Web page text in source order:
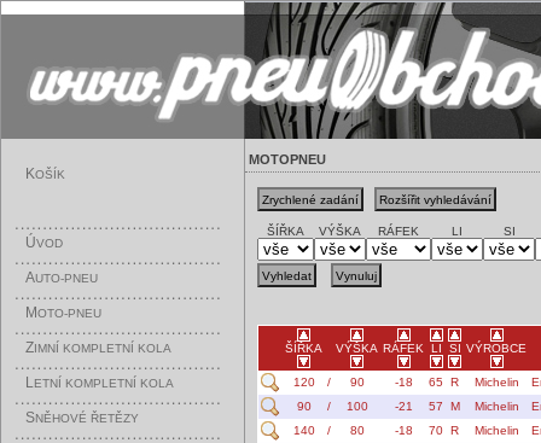
KOŠÍK
ÚVOD
AUTO-PNEU
MOTO-PNEU
ZIMNÍ KOMPLETNÍ KOLA
LETNÍ KOMPLETNÍ KOLA
SNĚHOVÉ ŘETĚZY
MOTOPNEU
ŠÍŘKA VÝŠKA RÁFEK LI SI
ŠÍŘKA VÝŠKA RÁFEK LI SI VÝROBCE
120 / 90 -18 65 R Michelin
90
/ 100 -21 57 M Michelin
140
/ 80 -18 70 R Michelin